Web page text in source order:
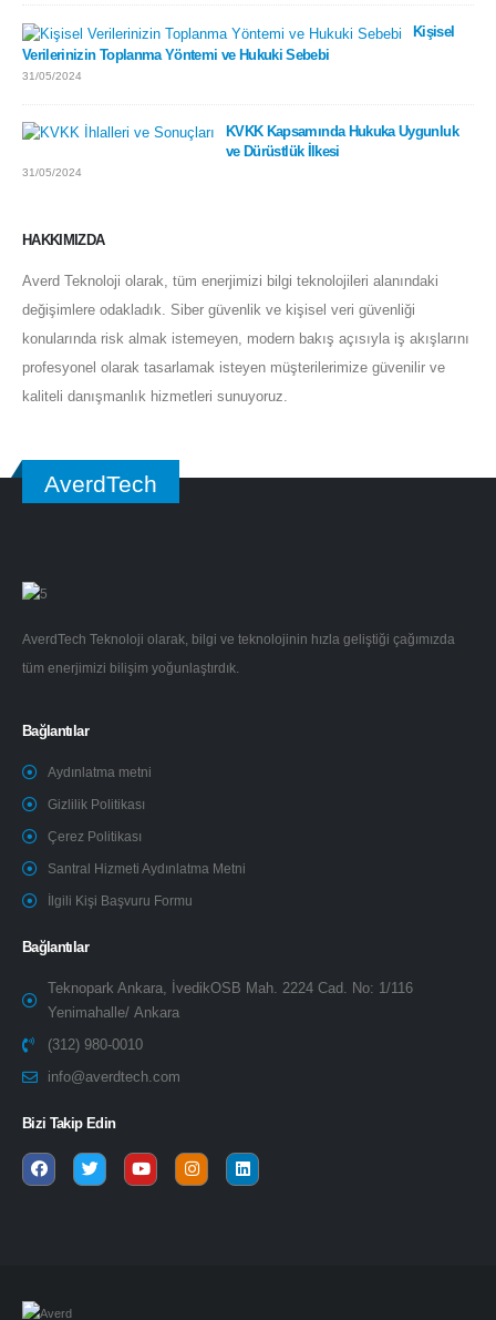
Kişisel
Verilerinizin Toplanma Yöntemi ve Hukuki Sebebi
31/05/2024
KVKK Kapsamında Hukuka Uygunluk
ve Dürüstlük İlkesi
31/05/2024
HAKKIMIZDA
Averd Teknoloji olarak, tüm enerjimizi bilgi teknolojileri alanındaki
değişimlere odakladık. Siber güvenlik ve kişisel veri güvenliği
konularında risk almak istemeyen, modern bakış açısıyla iş akışlarını
profesyonel olarak tasarlamak isteyen müşterilerimize güvenilir ve
kaliteli danışmanlık hizmetleri sunuyoruz.
AverdTech
AverdTech Teknoloji olarak, bilgi ve teknolojinin hızla geliştiği çağımızda
tüm enerjimizi bilişim yoğunlaştırdık.
Bağlantılar
Aydınlatma metni
Gizlilik Politikası
Çerez Politikası
Santral Hizmeti Aydınlatma Metni
İlgili Kişi Başvuru Formu
Bağlantılar
Teknopark Ankara, İvedikOSB Mah. 2224 Cad. No: 1/116
Yenimahalle/ Ankara
(312) 980-0010
info@averdtech.com
Bizi Takip Edin